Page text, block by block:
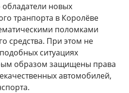
обладатели новых
транпорта в Королёве
поломками
средства. При этом не
ситуациях
образом защищены права
автомобилей,